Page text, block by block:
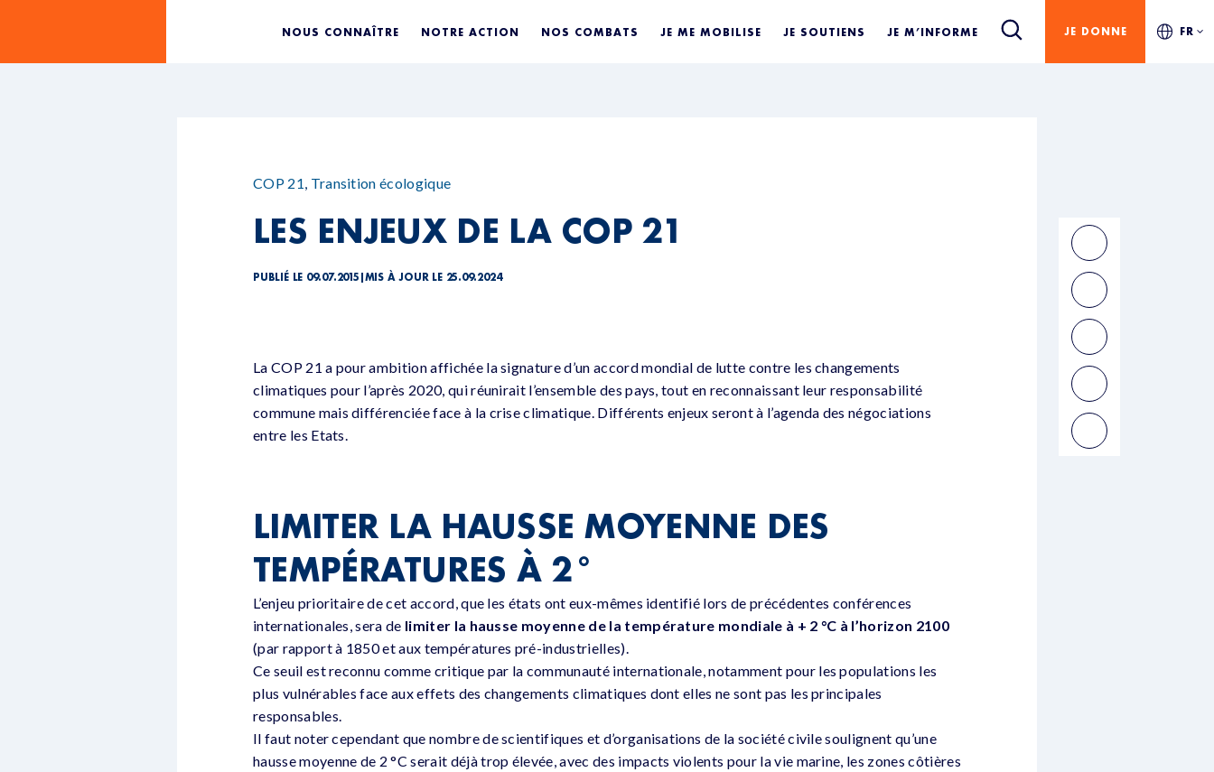
NOUS CONNAÎTRE NOTRE ACTION NOS COMBATS JE ME MOBILISE JE SOUTIENS JE M’INFORME JE DONNE FR
COP 21, Transition écologique
LES ENJEUX DE LA COP 21
PUBLIÉ LE 09.07.2015 MIS À JOUR LE 25.09.2024
La COP 21 a pour ambition affichée la signature d’un accord mondial de lutte contre les changements
climatiques pour l’après 2020, qui réunirait l’ensemble des pays, tout en reconnaissant leur responsabilité
commune mais différenciée face à la crise climatique. Différents enjeux seront à l’agenda des négociations
entre les Etats.
LIMITER LA HAUSSE MOYENNE DES
TEMPÉRATURES À 2°
L’enjeu prioritaire de cet accord, que les états ont eux-mêmes identifié lors de précédentes conférences
internationales, sera de limiter la hausse moyenne de la température mondiale à + 2 °C à l’horizon 2100
(par rapport à 1850 et aux températures pré-industrielles).
Ce seuil est reconnu comme critique par la communauté internationale, notamment pour les populations les
plus vulnérables face aux effets des changements climatiques dont elles ne sont pas les principales
responsables.
Il faut noter cependant que nombre de scientifiques et d’organisations de la société civile soulignent qu’une
hausse moyenne de 2 °C serait déjà trop élevée, avec des impacts violents pour la vie marine, les zones côtières